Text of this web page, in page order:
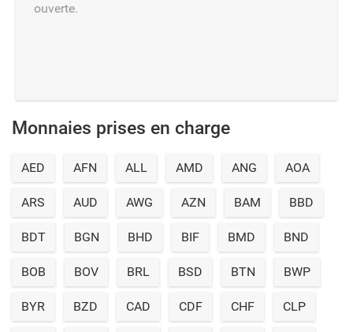
ouverte.
Monnaies prises en charge
AED AFN ALL AMD ANG AOA
ARS AUD AWG AZN BAM BBD
BDT BGN BHD BIF BMD BND
BOB BOV BRL BSD BTN BWP
BYR BZD CAD CDF CHF CLP